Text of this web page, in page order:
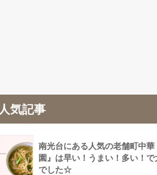
人気記事
南光台にある人気の老舗町中華
園』は早い！うまい！多い！で
でした☆